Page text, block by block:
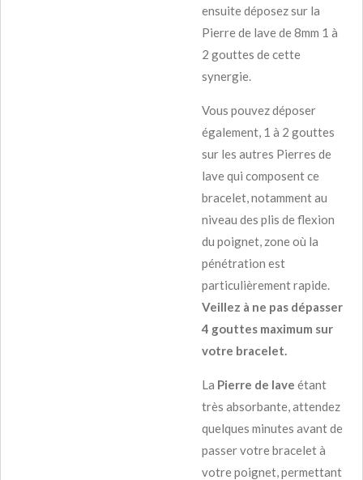
ensuite déposez sur la
Pierre de lave de 8mm 1 à
2 gouttes de cette
synergie.
Vous pouvez déposer
également, 1 à 2 gouttes
sur les autres Pierres de
lave qui composent ce
bracelet, notamment au
niveau des plis de flexion
du poignet, zone où la
pénétration est
particulièrement rapide.
Veillez à ne pas dépasser
4 gouttes maximum sur
votre bracelet.
La Pierre de lave étant
très absorbante, attendez
quelques minutes avant de
passer votre bracelet à
votre poignet, permettant